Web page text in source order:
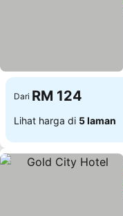
Dari RM 124
Lihat harga di 5 laman